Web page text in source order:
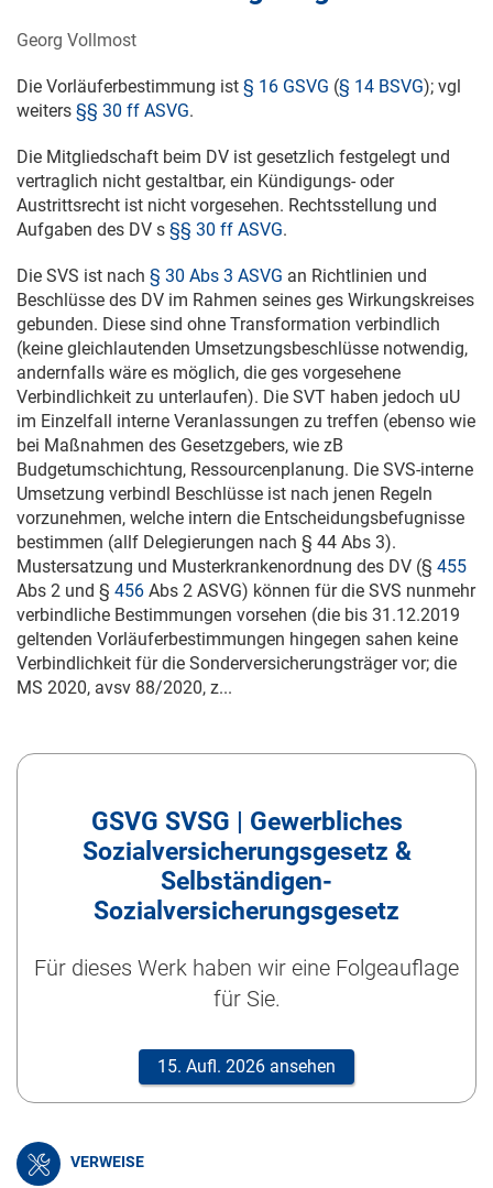
Georg Vollmost
Die Vorläuferbestimmung ist § 16 GSVG (§ 14 BSVG); vgl
weiters §§ 30 ff ASVG.
Die Mitgliedschaft beim DV ist gesetzlich festgelegt und
vertraglich nicht gestaltbar, ein Kündigungs- oder
Austrittsrecht ist nicht vorgesehen. Rechtsstellung und
Aufgaben des DV s §§ 30 ff ASVG.
Die SVS ist nach § 30 Abs 3 ASVG an Richtlinien und
Beschlüsse des DV im Rahmen seines ges Wirkungskreises
gebunden. Diese sind ohne Transformation verbindlich
(keine gleichlautenden Umsetzungsbeschlüsse notwendig,
andernfalls wäre es möglich, die ges vorgesehene
Verbindlichkeit zu unterlaufen). Die SVT haben jedoch uU
im Einzelfall interne Veranlassungen zu treffen (ebenso wie
bei Maßnahmen des Gesetzgebers, wie zB
Budgetumschichtung, Ressourcenplanung. Die SVS-interne
Umsetzung verbindl Beschlüsse ist nach jenen Regeln
vorzunehmen, welche intern die Entscheidungsbefugnisse
bestimmen (allf Delegierungen nach § 44 Abs 3).
Mustersatzung und Musterkrankenordnung des DV (§ 455
Abs 2 und § 456 Abs 2 ASVG) können für die SVS nunmehr
verbindliche Bestimmungen vorsehen (die bis 31.12.2019
geltenden Vorläuferbestimmungen hingegen sahen keine
Verbindlichkeit für die Sonderversicherungsträger vor; die
MS 2020, avsv 88/2020, z...
GSVG SVSG | Gewerbliches
Sozialversicherungsgesetz &
Selbständigen-
Sozialversicherungsgesetz
Für dieses Werk haben wir eine Folgeauflage
für Sie.
15. Aufl. 2026 ansehen
VERWEISE